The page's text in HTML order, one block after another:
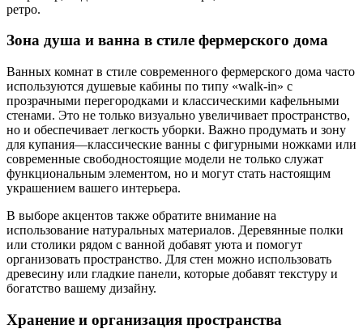
ретро.
Зона душа и ванна в стиле фермерского дома
Ванных комнат в стиле современного фермерского дома часто
используются душевые кабины по типу «walk-in» с
прозрачными перегородками и классическими кафельными
стенами. Это не только визуально увеличивает пространство,
но и обеспечивает легкость уборки. Важно продумать и зону
для купания—классические ванны с фигурными ножками или
современные свободностоящие модели не только служат
функциональным элементом, но и могут стать настоящим
украшением вашего интерьера.
В выборе акцентов также обратите внимание на
использование натуральных материалов. Деревянные полки
или столики рядом с ванной добавят уюта и помогут
организовать пространство. Для стен можно использовать
древесину или гладкие панели, которые добавят текстуру и
богатство вашему дизайну.
Хранение и организация пространства